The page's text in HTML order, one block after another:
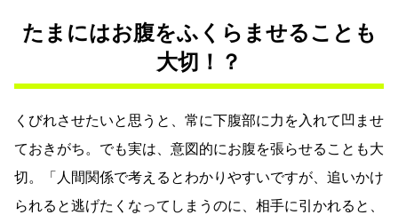
たまにはお腹をふくらませることも
大切！？
くびれさせたいと思うと、常に下腹部に力を入れて凹ませ
ておきがち。でも実は、意図的にお腹を張らせることも大
切。「人間関係で考えるとわかりやすいですが、追いかけ
られると逃げたくなってしまうのに、相手に引かれると、